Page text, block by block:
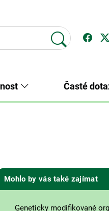
Časté
Mohlo by vás také zajímat
Geneticky modifikované